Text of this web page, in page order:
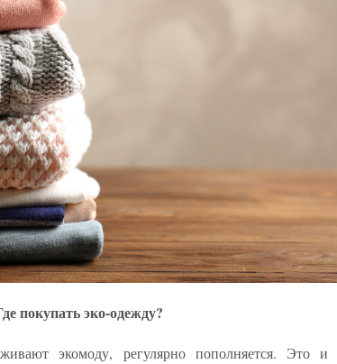
покупать эко-одежду?
экомоду, регулярно пополняется. Это и